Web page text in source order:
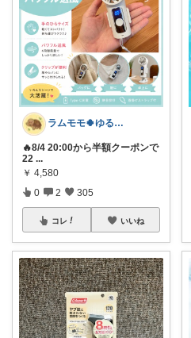
ラムモモ🍀ゆるっとミニマル
🔥8/4 20:00から半額クーポンで
22 ...
￥ 4,580
0 2 305
コレ いいね